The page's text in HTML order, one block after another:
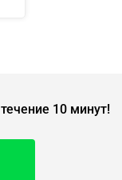
10 минут!